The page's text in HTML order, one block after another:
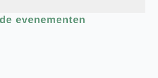
evenementen